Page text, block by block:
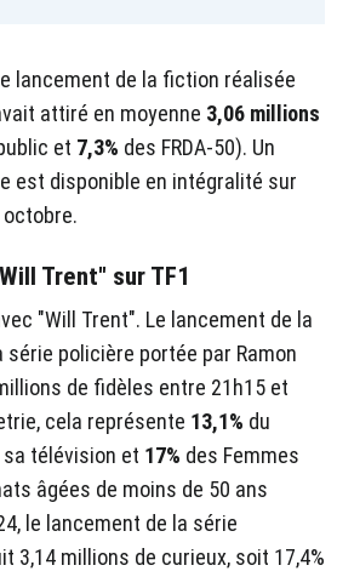
lancement de la fiction réalisée
attiré en moyenne 3,06 millions
et 7,3% des FRDA-50). Un
est disponible en intégralité sur
Trent" sur TF1
"Will Trent". Le lancement de la
série policière portée par Ramon
de fidèles entre 21h15 et
cela représente 13,1% du
télévision et 17% des Femmes
âgées de moins de 50 ans
le lancement de la série
3,14 millions de curieux, soit 17,4%